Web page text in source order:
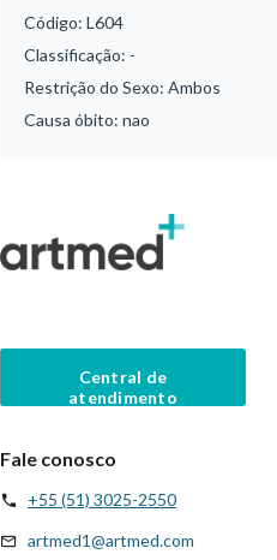
Código: L604
Classificação: -
Restrição do Sexo: Ambos
Causa óbito: nao
Central de
atendimento
Fale conosco
+55 (51) 3025-2550
artmed1@artmed.com